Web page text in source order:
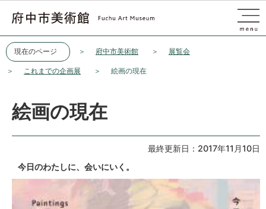
現在のページ 府中市美術館 展覧会
これまでの企画展 絵画の現在
絵画の現在
最終更新日：2017年11月10日
今日のわたしに、会いにいく。